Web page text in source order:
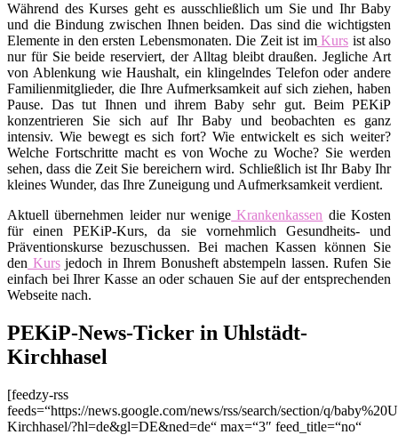
Während des Kurses geht es ausschließlich um Sie und Ihr Baby
und die Bindung zwischen Ihnen beiden. Das sind die wichtigsten
Elemente in den ersten Lebensmonaten. Die Zeit ist imKurs ist also
nur für Sie beide reserviert, der Alltag bleibt draußen. Jegliche Art
von Ablenkung wie Haushalt, ein klingelndes Telefon oder andere
Familienmitglieder, die Ihre Aufmerksamkeit auf sich ziehen, haben
Pause. Das tut Ihnen und ihrem Baby sehr gut. Beim PEKiP
konzentrieren Sie sich auf Ihr Baby und beobachten es ganz
intensiv. Wie bewegt es sich fort? Wie entwickelt es sich weiter?
Welche Fortschritte macht es von Woche zu Woche? Sie werden
sehen, dass die Zeit Sie bereichern wird. Schließlich ist Ihr Baby Ihr
kleines Wunder, das Ihre Zuneigung und Aufmerksamkeit verdient.
Aktuell übernehmen leider nur wenige Krankenkassen die Kosten
für einen PEKiP-Kurs, da sie vornehmlich Gesundheits- und
Präventionskurse bezuschussen. Bei machen Kassen können Sie
den Kursjedoch in Ihrem Bonusheft abstempeln lassen. Rufen Sie
einfach bei Ihrer Kasse an oder schauen Sie auf der entsprechenden
Webseite nach.
PEKiP-News-Ticker in Uhlstädt-
Kirchhasel
[feedzy-rss
feeds=“https://news.google.com/news/rss/search/section/q/
Kirchhasel/?hl=de&gl=DE&ned=de“ max=“3″ feed_title=“no“